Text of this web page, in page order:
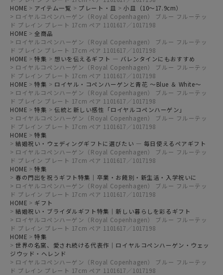
HOME
アイテム一覧 プレート・皿
小皿（10～17.9cm）
ロイヤルコペンハーゲン（Royal Copenhagen） ブルー フルーテッ
ド プレイン プレート 17cm ペア 1101617／1017198
HOME
全商品
ロイヤルコペンハーゲン（Royal Copenhagen） ブルー フルーテッ
ド プレイン プレート 17cm ペア 1101617／1017198
HOME
特集
想いを伝えるギフト ― バレンタインにもおすすめ
ロイヤルコペンハーゲン（Royal Copenhagen） ブルー フルーテッ
ド プレイン プレート 17cm ペア 1101617／1017198
HOME
特集
ロイヤル・コペンハーゲンと青花 ～Blue ＆ White～
ロイヤルコペンハーゲン（Royal Copenhagen） ブルー フルーテッ
ド プレイン プレート 17cm ペア 1101617／1017198
HOME
特集
伝統と新しい感性「ロイヤルコペンハーゲン」
ロイヤルコペンハーゲン（Royal Copenhagen） ブルー フルーテッ
ド プレイン プレート 17cm ペア 1101617／1017198
HOME
特集
結婚祝い・ウェディングギフトに選びたい ― 毎日使えるペアギフト
ロイヤルコペンハーゲン（Royal Copenhagen） ブルー フルーテッ
ド プレイン プレート 17cm ペア 1101617／1017198
HOME
特集
春の門出を祝うギフト特集｜卒業・お餞別・新生活・入学祝いに
ロイヤルコペンハーゲン（Royal Copenhagen） ブルー フルーテッ
ド プレイン プレート 17cm ペア 1101617／1017198
HOME
ギフト
結婚祝い・ブライダルギフト特集｜新しい暮らしを彩るギフト
ロイヤルコペンハーゲン（Royal Copenhagen） ブルー フルーテッ
ド プレイン プレート 17cm ペア 1101617／1017198
HOME
特集
世界の名窯、愛され続ける代表作｜ロイヤルコペンハーゲン・ウェッ
ジウッド・ヘレンド
ロイヤルコペンハーゲン（Royal Copenhagen） ブルー フルーテッ
ド プレイン プレート 17cm ペア 1101617／1017198